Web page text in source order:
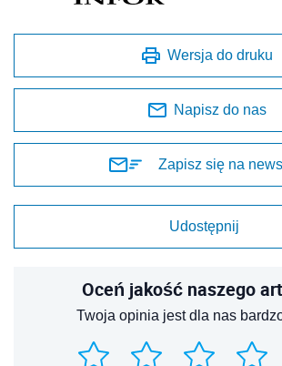
Wersja do druku
Napisz do nas
Zapisz się na
Udostępnij
Oceń jakość naszego
Twoja opinia jest dla nas